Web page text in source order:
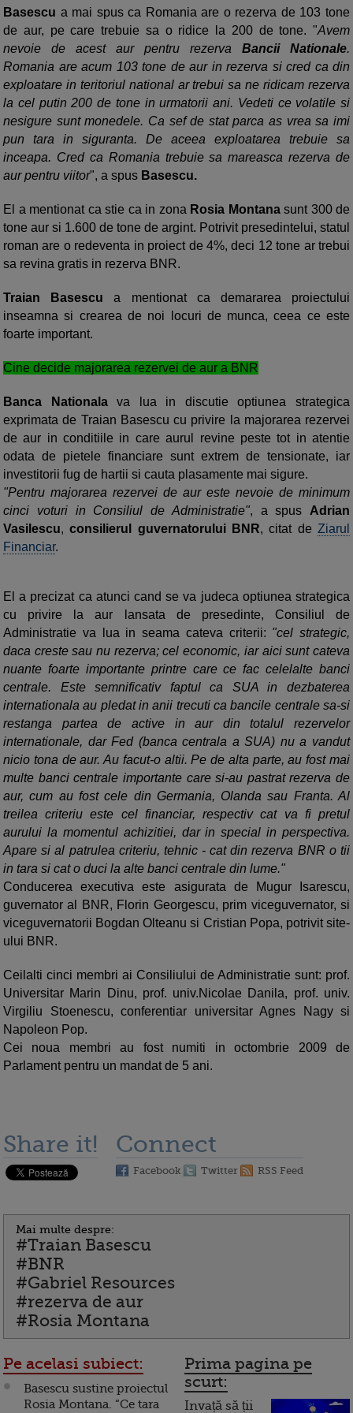
Basescu a mai spus ca Romania are o rezerva de 103 tone
de aur, pe care trebuie sa o ridice la 200 de tone. "Avem
nevoie de acest aur pentru rezerva Bancii Nationale.
Romania are acum 103 tone de aur in rezerva si cred ca din
exploatare in teritoriul national ar trebui sa ne ridicam rezerva
la cel putin 200 de tone in urmatorii ani. Vedeti ce volatile si
nesigure sunt monedele. Ca sef de stat parca as vrea sa imi
pun tara in siguranta. De aceea exploatarea trebuie sa
inceapa. Cred ca Romania trebuie sa mareasca rezerva de
aur pentru viitor", a spus Basescu.
El a mentionat ca stie ca in zona Rosia Montanasunt 300 de
tone aur si 1.600 de tone de argint. Potrivit presedintelui, statul
roman are o redeventa in proiect de 4%, deci 12 tone ar trebui
sa revina gratis in rezerva BNR.
Traian Basescua mentionat ca demararea proiectului
inseamna si crearea de noi locuri de munca, ceea ce este
foarte important.
Cine decide majorarea rezervei de aur a BNR
Banca Nationalava lua in discutie optiunea strategica
exprimata de Traian Basescu cu privire la majorarea rezervei
de aur in conditiile in care aurul revine peste tot in atentie
odata de pietele financiare sunt extrem de tensionate, iar
investitorii fug de hartii si cauta plasamente mai sigure.
"Pentru majorarea rezervei de aur este nevoie de minimum
cinci voturi in Consiliul de Administratie", a spus Adrian
Vasilescu,consilierul guvernatorului BNR, citat deZiarul
Financiar.
El a precizat ca atunci cand se va judeca optiunea strategica
cu privire la aur lansata de presedinte, Consiliul de
Administratie va lua in seama cateva criterii: "cel strategic,
daca creste sau nu rezerva; cel economic, iar aici sunt cateva
nuante foarte importante printre care ce fac celelalte banci
centrale. Este semnificativ faptul ca SUA in dezbaterea
internationala au pledat in anii trecuti ca bancile centrale sa-si
restanga partea de active in aur din totalul rezervelor
internationale, dar Fed (banca centrala a SUA) nu a vandut
nicio tona de aur. Au facut-o altii. Pe de alta parte, au fost mai
multe banci centrale importante care si-au pastrat rezerva de
aur, cum au fost cele din Germania, Olanda sau Franta. Al
treilea criteriu este cel financiar, respectiv cat va fi pretul
aurului la momentul achizitiei, dar in special in perspectiva.
Apare si al patrulea criteriu, tehnic - cat din rezerva BNR o tii
in tara si cat o duci la alte banci centrale din lume."
Conducerea executiva este asigurata de Mugur Isarescu,
guvernator al BNR, Florin Georgescu, prim viceguvernator, si
viceguvernatorii Bogdan Olteanu si Cristian Popa, potrivit site-
ului BNR.
Ceilalti cinci membri ai Consiliului de Administratie sunt: prof.
Universitar Marin Dinu, prof. univ.Nicolae Danila, prof. univ.
Virgiliu Stoenescu, conferentiar universitar Agnes Nagy si
Napoleon Pop.
Cei noua membri au fost numiti in octombrie 2009 de
Parlament pentru un mandat de 5 ani.
Share it! Connect
Facebook Twitter RSS Feed
Mai multe despre:
#Traian Basescu
#BNR
#Gabriel Resources
#rezerva de aur
#Rosia Montana
Pe acelasi subiect:
Basescu sustine proiectul
Rosia Montana. “Ce tara
Prima pagina pe
scurt:
Invață să ții